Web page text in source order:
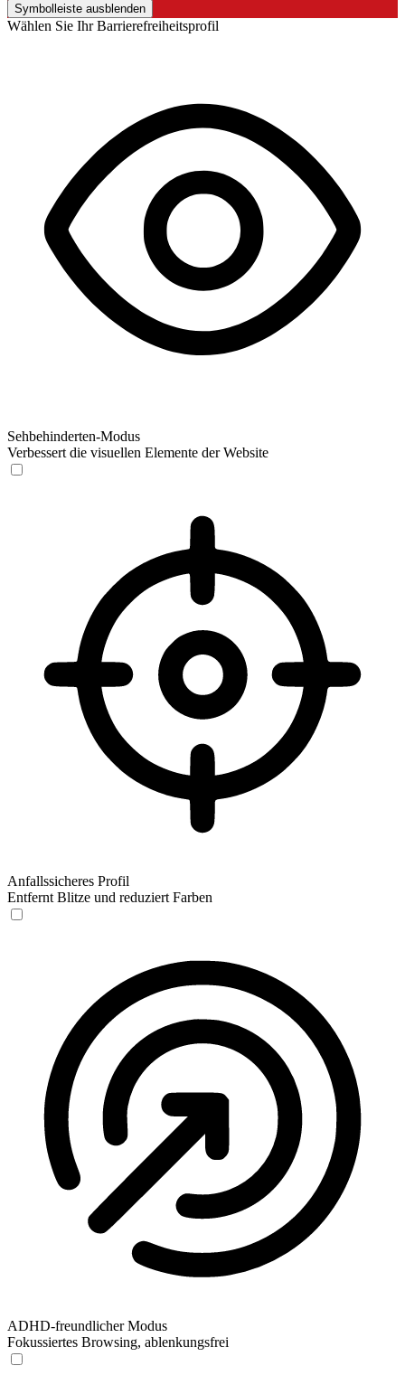
Symbolleiste ausblenden
Wählen Sie Ihr Barrierefreiheitsprofil
Sehbehinderten-Modus
Verbessert die visuellen Elemente der Website
Anfallssicheres Profil
Entfernt Blitze und reduziert Farben
ADHD-freundlicher Modus
Fokussiertes Browsing, ablenkungsfrei